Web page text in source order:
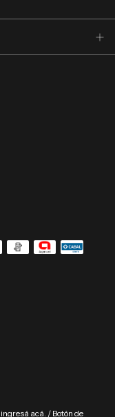
ingresá acá. / Botón de